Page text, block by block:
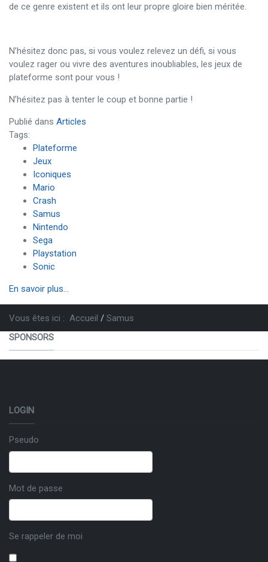
de ce genre existent et ils ont leur propre gloire bien méritée.
N’hésitez donc pas, si vous voulez relevez un défi, si vous
voulez rager ou vivre des aventures inoubliables, les jeux de
plateforme sont pour vous !
N’hésitez pas à tenter le coup et bonne partie !
Publié dans Articles
Tags:
Plateforme
Jeux
Iconiques
Mario
Crash
Samus
Nintendo
Sega
Playstation
Sonic
En savoir plus...
Vous êtes ici : Accueil
Samus
SPONSORS
LOGIN
Pseudo
Mot de passe
Se rappeler de moi